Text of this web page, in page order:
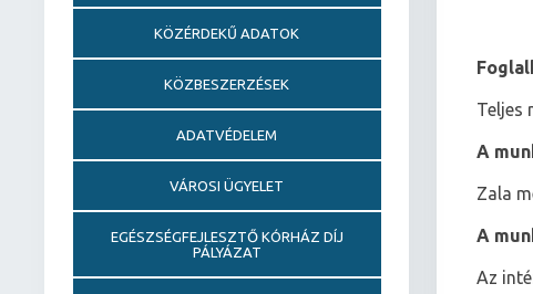
Teljes
A
Zala
A
Az
KÖZÉRDEKŰ ADATOK
KÖZBESZERZÉSEK
ADATVÉDELEM
VÁROSI ÜGYELET
EGÉSZSÉGFEJLESZTŐ KÓRHÁZ DÍJ
PÁLYÁZAT